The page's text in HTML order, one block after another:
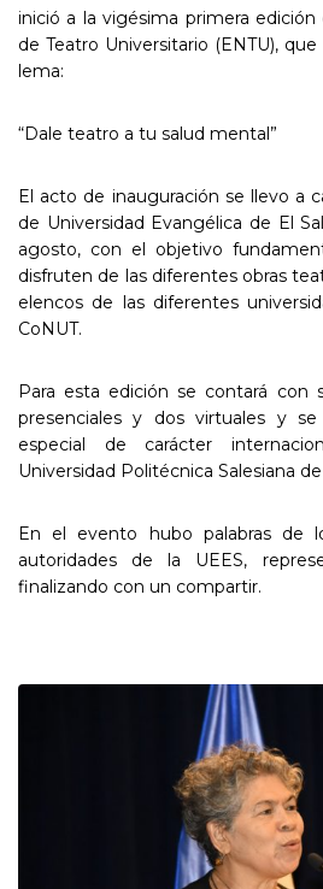
inició a la vigésima primera
de Teatro Universitario (ENTU),
lema:
“Dale teatro a tu salud mental”
El acto de inauguración se llevo a
de Universidad Evangélica de El
agosto, con el objetivo
disfruten de las diferentes obras
elencos de las diferentes
CoNUT.
Para esta edición se contará con
presenciales y dos virtuales y
especial de carácter
Universidad Politécnica Salesiana
En el evento hubo palabras de
autoridades de la UEES,
finalizando con un compartir.